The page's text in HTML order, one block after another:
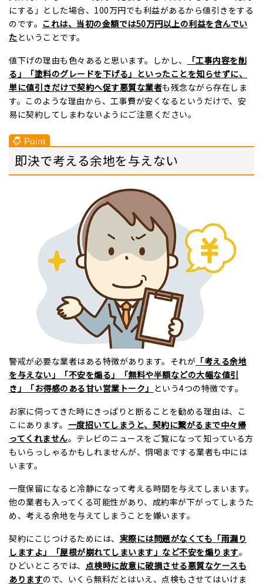
にする」とした場合、100万円でも利益があるから値引きをする
のです。 これは、当初の金額では50万円以上の利益を含んでい
たということです。
値下げの理由も色々あると思います。しかし、
「工事内容を削
る」「塗料のグレードを下げる」といったことを知らせずに、
単に値引きだけで契約へ促す悪質な業者も残念ながら存在しま
す。このような理由から、工事費が安くなるというだけで、安
易に契約してしまわないようにご注意ください。
即決で考える余地を与えない
警戒が必要な業者はある特徴があります。それが 「考える余地
を与えない」「不安を煽る」「無料や半額などの大幅な値引
き」「お得感のある甘い営業トーク」 という4つの特徴です。
お家に伺ってきた時にきっぱりと断ることを勧める理由は、こ
こにあります。 一度招いてしまうと、契約に繋がるまで中々帰
ってくれません。テレビのニュースをご覧になって知っている方
もいらっしゃるかもしれませんが、恫喝までする業者も中には
います。
一度保留になると冷静になって考える時間を与えてしまいます。
他の業者も入ってくる可能性があり、成約率が下がってしまうた
め、考える余地を与えてしまうことを嫌います。
契約にこじつけるためには、 実際には問題がなくても「雨漏り
しますよ」「屋根が崩れてしまいます」など不安を煽ります。
ひどいところでは、 点検時に故意に破損させる悪質なケースも
ありますので、いくら無料だとはいえ、点検もさせてはいけま